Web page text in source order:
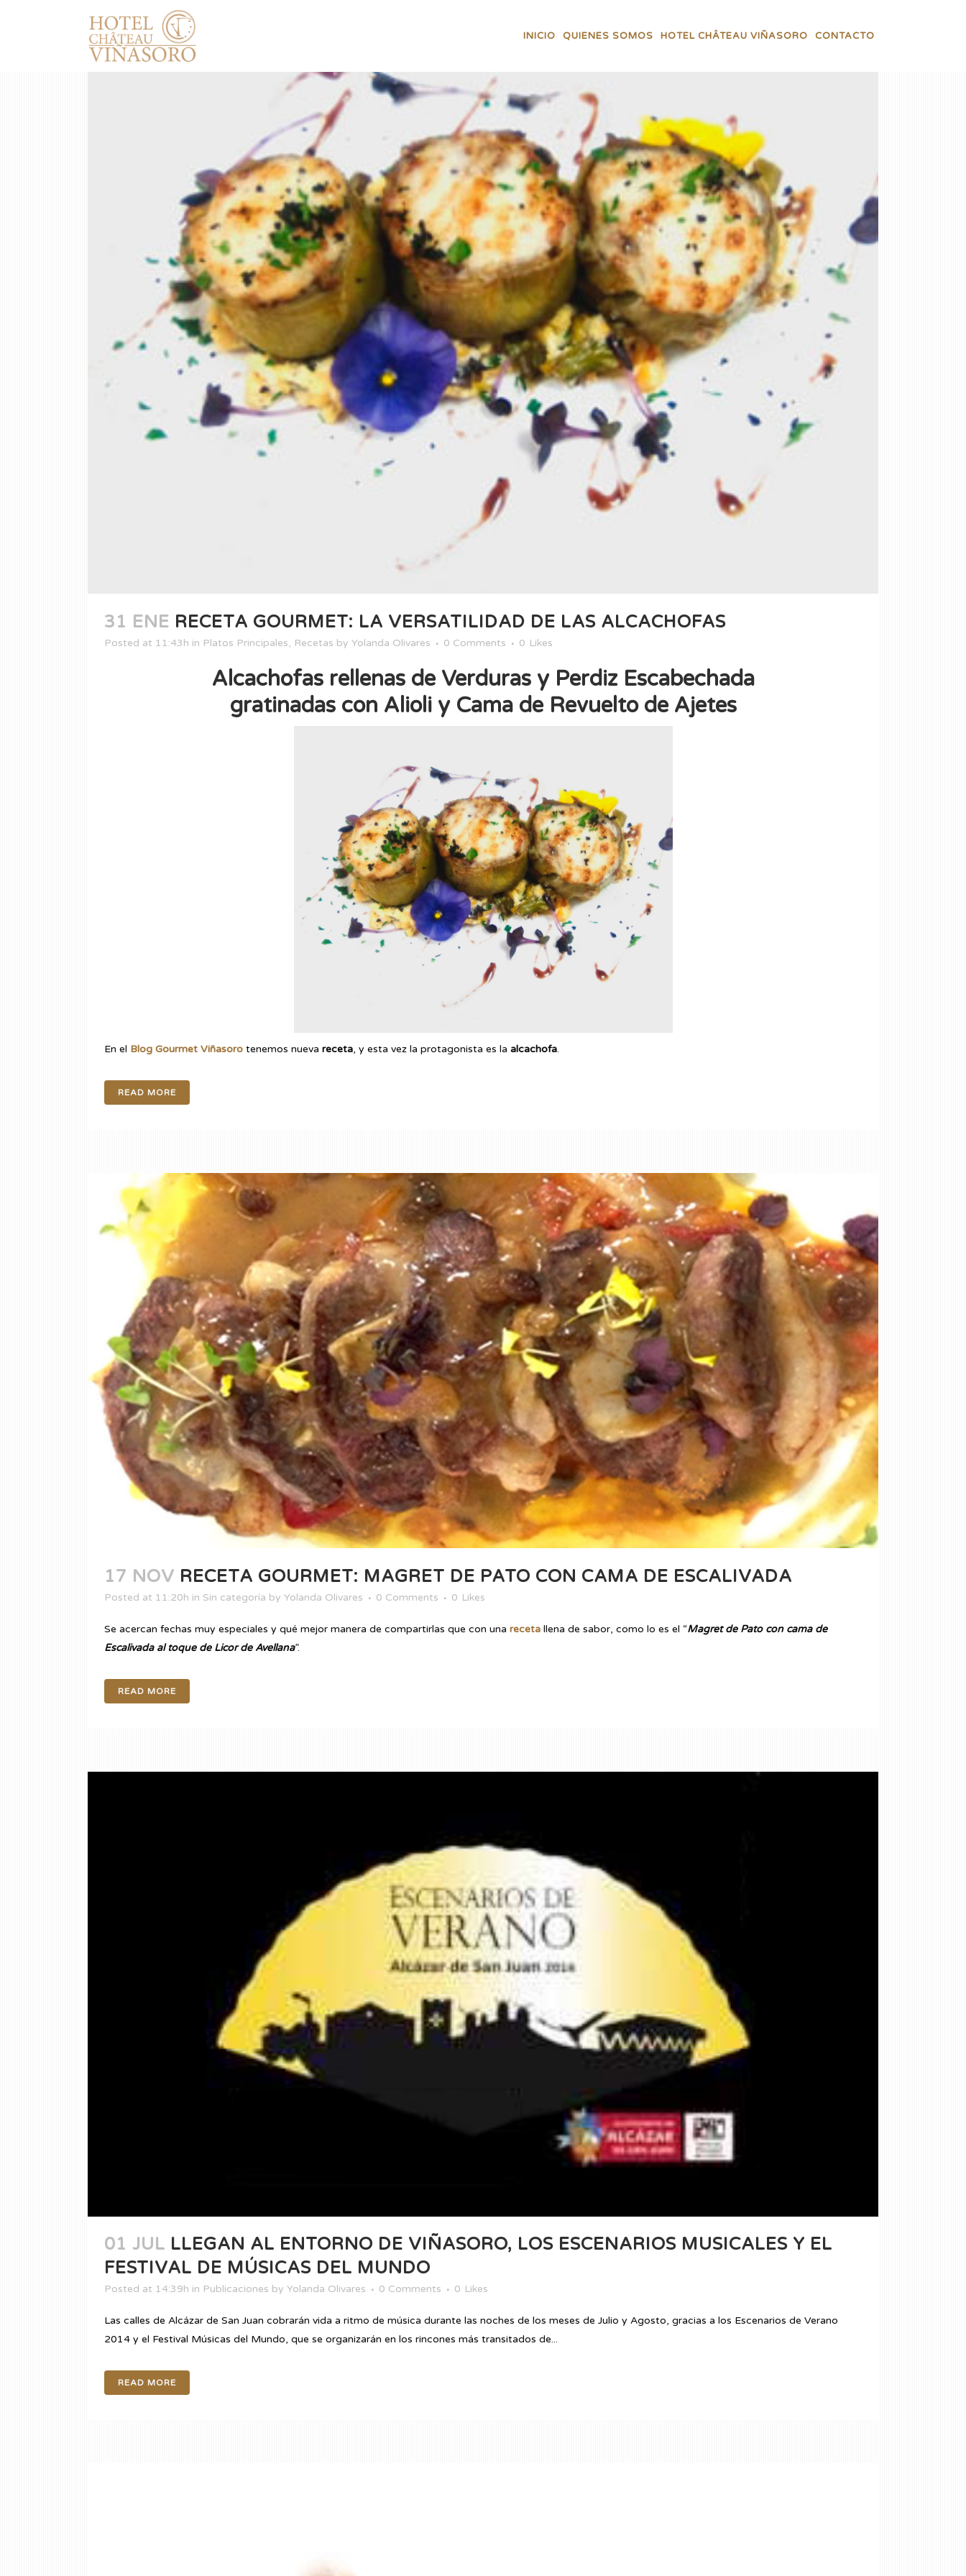
INICIO QUIENES SOMOS HOTEL CHÂTEAU VIÑASORO CONTACTO
31 ENE RECETA GOURMET: LA VERSATILIDAD DE LAS ALCACHOFAS
Posted at 11:43h in Platos Principales, Recetas by Yolanda Olivares 0 Comments 0 Likes
Alcachofas rellenas de Verduras y Perdiz Escabechada
gratinadas con Alioli y Cama de Revuelto de Ajetes
En el Blog Gourmet Viñasoro tenemos nueva receta, y esta vez la protagonista es la alcachofa.
READ MORE
17 NOV RECETA GOURMET: MAGRET DE PATO CON CAMA DE ESCALIVADA
Posted at 11:20h in Sin categoría by Yolanda Olivares 0 Comments 0 Likes
Se acercan fechas muy especiales y qué mejor manera de compartirlas que con una receta llena de sabor, como lo es el “Magret de Pato con cama de
Escalivada al toque de Licor de Avellana”.
READ MORE
01 JUL LLEGAN AL ENTORNO DE VIÑASORO, LOS ESCENARIOS MUSICALES Y EL
FESTIVAL DE MÚSICAS DEL MUNDO
Posted at 14:39h in Publicaciones by Yolanda Olivares 0 Comments 0 Likes
Las calles de Alcázar de San Juan cobrarán vida a ritmo de música durante las noches de los meses de Julio y Agosto, gracias a los Escenarios de Verano
2014 y el Festival Músicas del Mundo, que se organizarán en los rincones más transitados de...
READ MORE